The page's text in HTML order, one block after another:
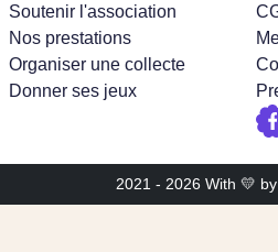
Soutenir l'association
Nos prestations
Organiser une collecte
Donner ses jeux
2021 - 2026 With 💛 by